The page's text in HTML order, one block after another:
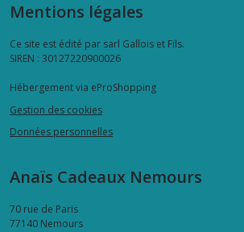
Mentions légales
Ce site est édité par sarl Gallois et Fils.
SIREN : 30127220900026
Hébergement via eProShopping
Gestion des cookies
Données personnelles
Anaïs Cadeaux Nemours
70 rue de Paris
77140 Nemours